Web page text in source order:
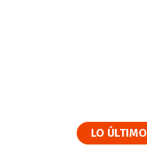
LO ÚLTIMO